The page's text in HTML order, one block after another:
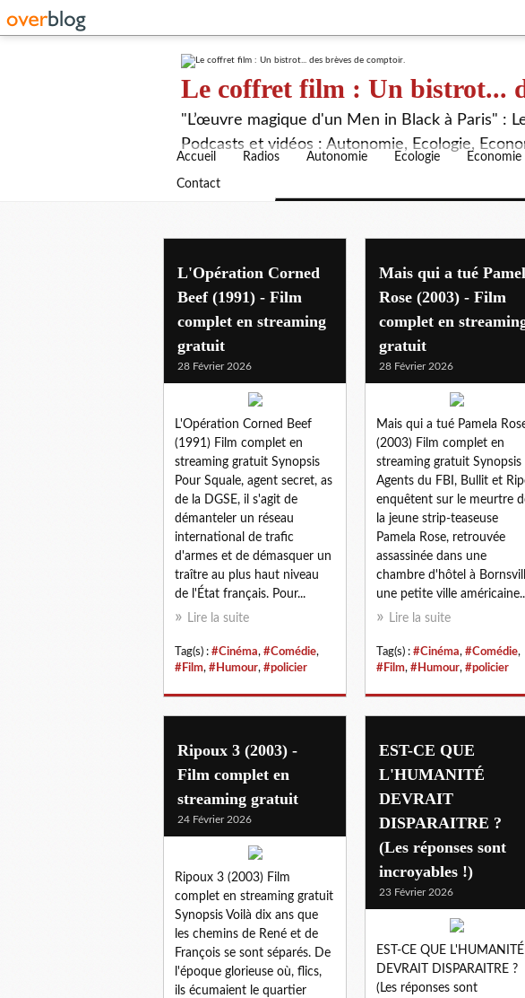
Le coffret film : Un bistrot...
"L’œuvre magique d'un Men in Black à Paris" :
Podcasts et vidéos : Autonomie, Ecologie,
Accueil Radios Autonomie Ecologie Economie
Contact
L'Opération Corned
Beef (1991) - Film
complet en streaming
gratuit
28 Février 2026
L'Opération Corned Beef
(1991) Film complet en
streaming gratuit Synopsis
Pour Squale, agent secret, as
de la DGSE, il s'agit de
démanteler un réseau
international de trafic
d'armes et de démasquer un
traître au plus haut niveau
de l'État français. Pour...
Lire la suite
Tag(s) : #Cinéma, #Comédie,
#Film, #Humour, #policier
Mais qui a tué
Rose (2003) - Film
complet en
gratuit
28 Février 2026
Mais qui a tué Pamela
(2003) Film complet en
streaming gratuit Synopsis
Agents du FBI, Bullit et
enquêtent sur le meurtre
la jeune strip-teaseuse
Pamela Rose, retrouvée
assassinée dans une
chambre d'hôtel à
une petite ville
Lire la suite
Tag(s) : #Cinéma, #Comédie,
#Film, #Humour, #policier
Ripoux 3 (2003) -
Film complet en
streaming gratuit
24 Février 2026
Ripoux 3 (2003) Film
complet en streaming gratuit
Synopsis Voilà dix ans que
les chemins de René et de
François se sont séparés. De
l'époque glorieuse où, flics,
ils écumaient le quartier
EST-CE QUE
L'HUMANITÉ
DEVRAIT
DISPARAITRE ?
(Les réponses sont
incroyables !)
23 Février 2026
EST-CE QUE L'HUMANITÉ
DEVRAIT DISPARAITRE ?
(Les réponses sont